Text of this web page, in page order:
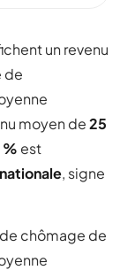
un revenu
de
moyen de25
est
, signe
chômage de